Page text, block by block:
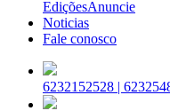
EdiçõesAnuncie
Noticias
Fale conosco
6232152528 |